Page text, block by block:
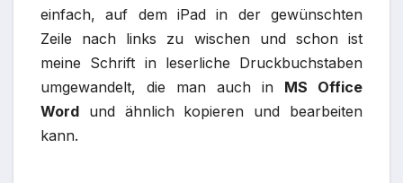
einfach, auf dem iPad in der gewünschten
Zeile nach links zu wischen und schon ist
meine Schrift in leserliche Druckbuchstaben
umgewandelt, die man auch in MS Office
Word und ähnlich kopieren und bearbeiten
kann.